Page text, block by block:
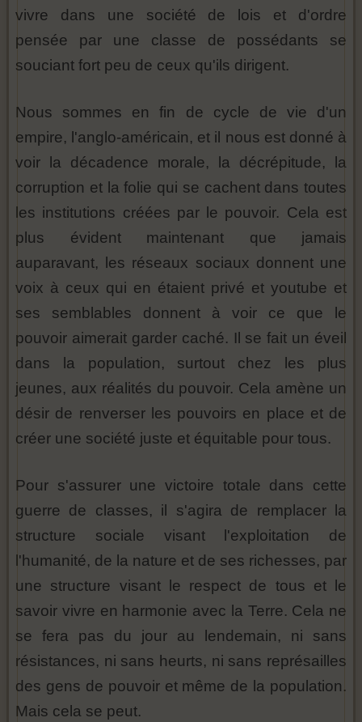
vivre dans une société de lois et d'ordre
pensée par une classe de possédants se
souciant fort peu de ceux qu'ils dirigent.
Nous sommes en fin de cycle de vie d'un
empire, l'anglo-américain, et il nous est donné à
voir la décadence morale, la décrépitude, la
corruption et la folie qui se cachent dans toutes
les institutions créées par le pouvoir. Cela est
plus évident maintenant que jamais
auparavant, les réseaux sociaux donnent une
voix à ceux qui en étaient privé et youtube et
ses semblables donnent à voir ce que le
pouvoir aimerait garder caché. Il se fait un éveil
dans la population, surtout chez les plus
jeunes, aux réalités du pouvoir. Cela amène un
désir de renverser les pouvoirs en place et de
créer une société juste et équitable pour tous.
Pour s'assurer une victoire totale dans cette
guerre de classes, il s'agira de remplacer la
structure sociale visant l'exploitation de
l'humanité, de la nature et de ses richesses, par
une structure visant le respect de tous et le
savoir vivre en harmonie avec la Terre. Cela ne
se fera pas du jour au lendemain, ni sans
résistances, ni sans heurts, ni sans représailles
des gens de pouvoir et même de la population.
Mais cela se peut.